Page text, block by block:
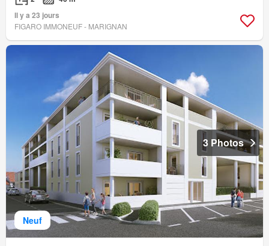
Il y a 23 jours
FIGARO IMMONEUF - MARIGNAN
Neuf
3 Photos